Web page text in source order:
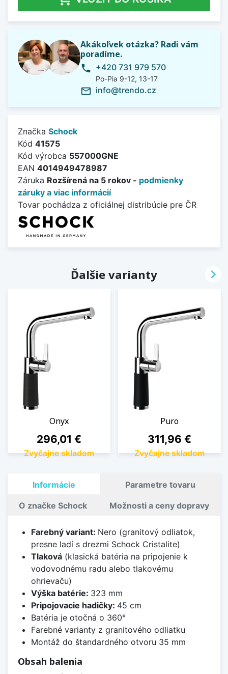
Akákoľvek otázka? Radi vám
poradíme.
phone +420 731 979 570
Po-Pia 9-12, 13-17
mail_outline info@trendo.cz
Značka Schock
Kód 41575
Kód výrobca 557000GNE
EAN 4014949478987
Záruka Rozšírená na 5 rokov - podmienky
záruky a viac informácií
Tovar pochádza z oficiálnej distribúcie pre ČR
Ďalšie varianty
Onyx
Cena
296,01 €
Zvyčajne skladom
Puro
Cena
311,96 €
Zvyčajne skladom

Informácie Parametre tovaru
O značke Schock Možnosti a ceny dopravy
Farebný variant: Nero (granitový odliatok,
presne ladí s drezmi Schock Cristalite)
Tlaková(klasická batéria na pripojenie k
vodovodnému radu alebo tlakovému
ohrievaču)
Výška batérie: 323 mm
Pripojovacie hadičky: 45 cm
Batéria je otočná o 360°
Farebné varianty z granitového odliatku
Montáž do štandardného otvoru 35 mm
Obsah balenia